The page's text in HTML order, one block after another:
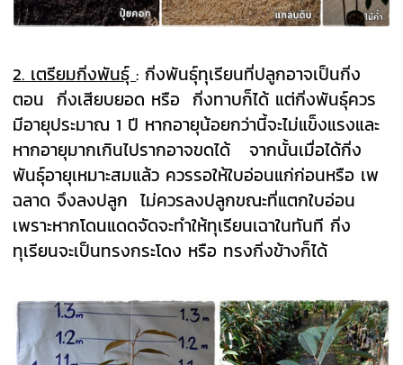
2. เตรียมกิ่งพันธุ์: กิ่งพันธุ์ทุเรียนที่ปลูกอาจเป็นกิ่ง
ตอน กิ่งเสียบยอด หรือ กิ่งทาบก็ได้ แต่กิ่งพันธุ์ควร
มีอายุประมาณ 1 ปี หากอายุน้อยกว่านี้จะไม่แข็งแรงและ
หากอายุมากเกินไปรากอาจขดได้ จากนั้นเมื่อได้กิ่ง
พันธุ์อายุเหมาะสมแล้ว ควรรอให้ใบอ่อนแก่ก่อนหรือ เพ
ฉลาด จึงลงปลูก ไม่ควรลงปลูกขณะที่แตกใบอ่อน
เพราะหากโดนแดดจัดจะทำให้ทุเรียนเฉาในทันที กิ่ง
ทุเรียนจะเป็นทรงกระโดง หรือ ทรงกิ่งข้างก็ได้